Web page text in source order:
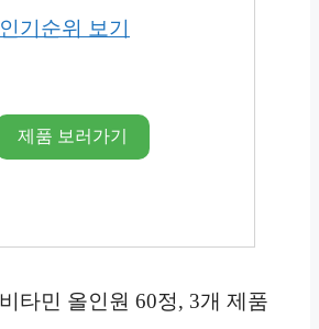
기순위 보기
제품 보러가기
타민 올인원 60정, 3개 제품